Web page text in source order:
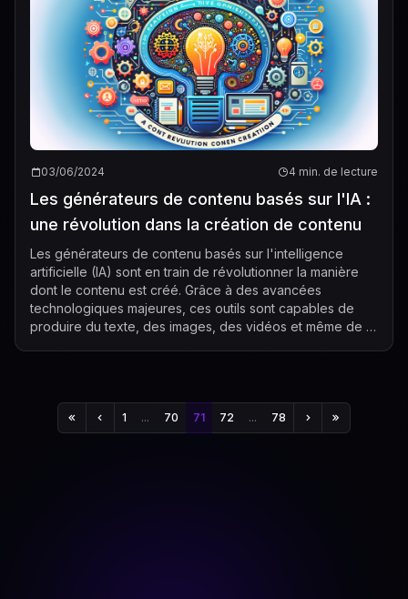
03/06/2024 4 min. de lecture
Les générateurs de contenu basés sur l'IA :
une révolution dans la création de contenu
Les générateurs de contenu basés sur l'intelligence
artificielle (IA) sont en train de révolutionner la manière
dont le contenu est créé. Grâce à des avancées
technologiques majeures, ces outils sont capables de
produire du texte, des images, des vidéos et même de la
1 ... 70 71 72 ... 78